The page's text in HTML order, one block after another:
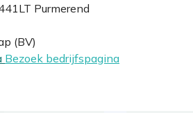
Purmerend
(BV)
Bezoek bedrijfspagina